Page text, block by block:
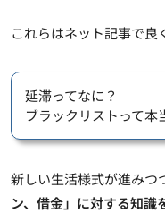
これらはネット記事で良
延滞ってなに？
ブラックリストって本
新しい生活様式が進みつ
ン、借金」に対する知識